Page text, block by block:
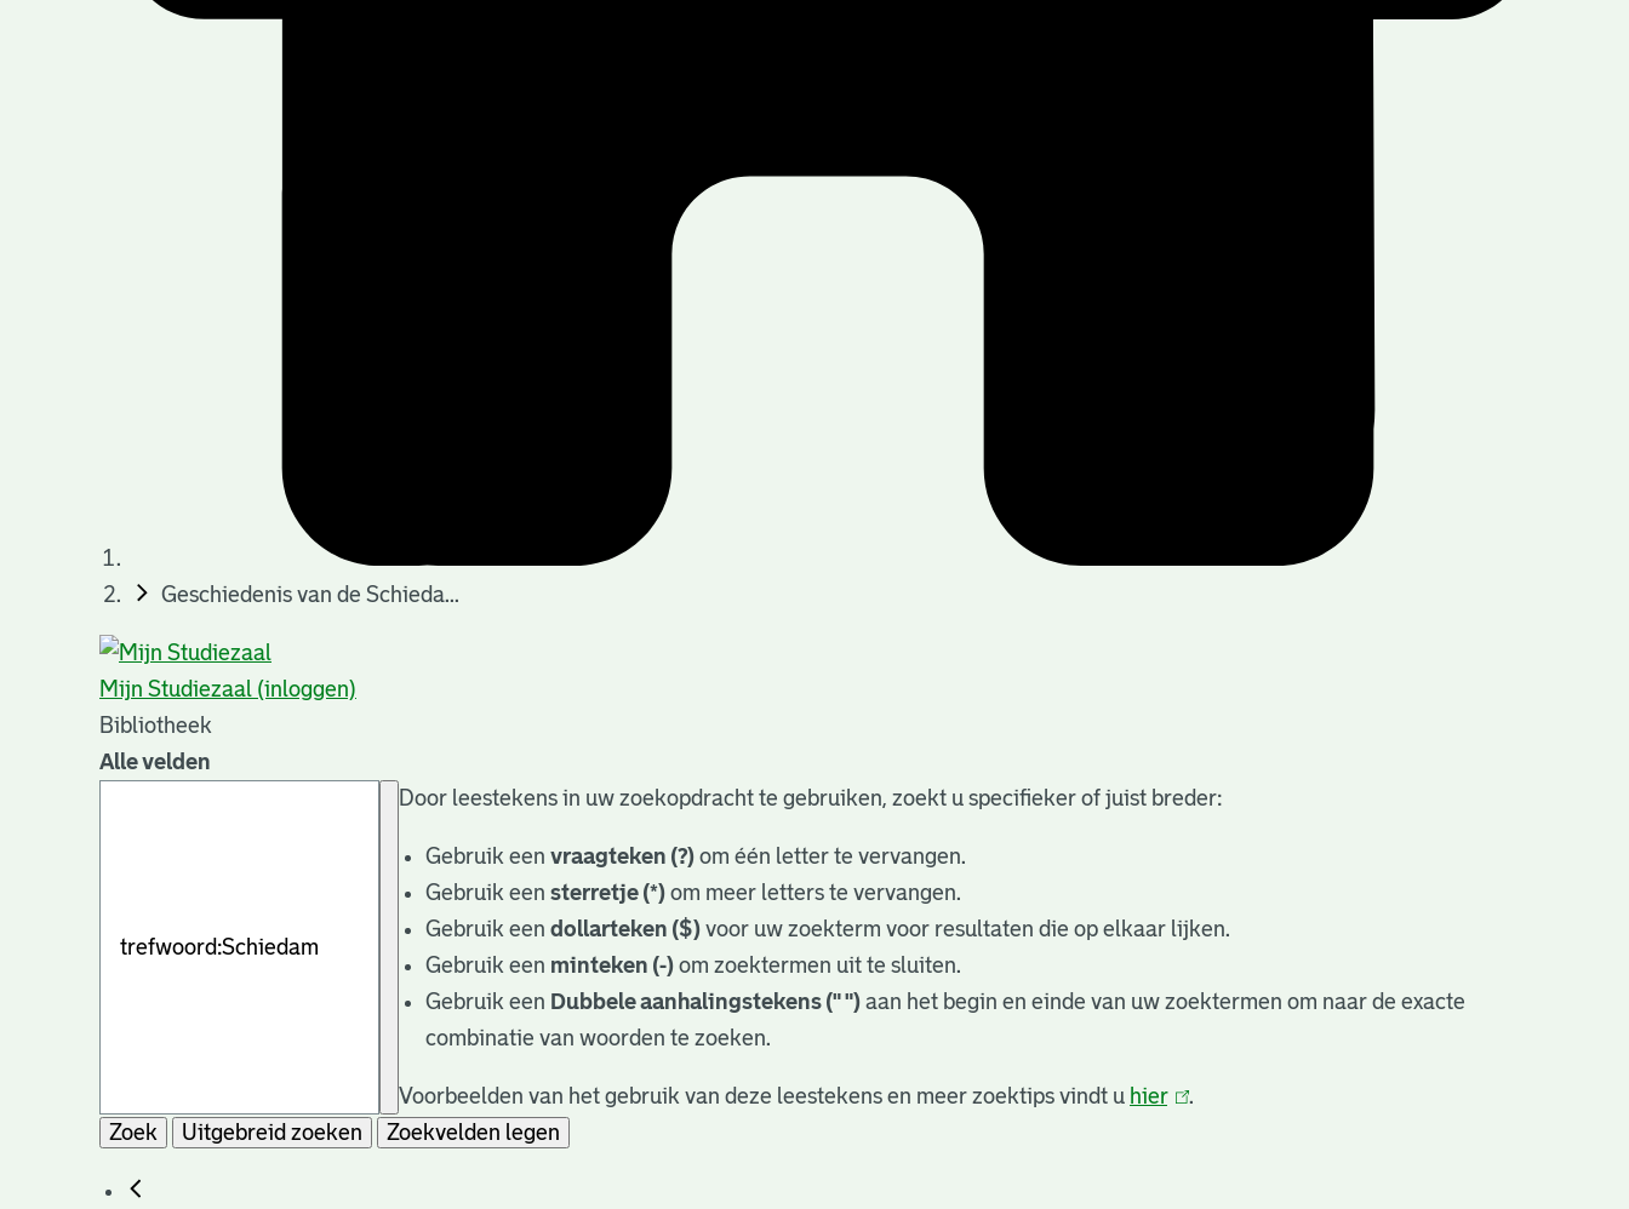
Geschiedenis van de Schieda...
Mijn Studiezaal (inloggen)
Bibliotheek
Alle velden
Door leestekens in uw zoekopdracht te gebruiken, zoekt u specifieker of juist breder:
Gebruik eenvraagteken (?) om één letter te vervangen.
Gebruik eensterretje (*) om meer letters te vervangen.
Gebruik eendollarteken ($) voor uw zoekterm voor resultaten die op elkaar lijken.
Gebruik een minteken (-) om zoektermen uit te sluiten.
Gebruik een Dubbele aanhalingstekens (" ") aan het begin en einde van uw zoektermen om naar de exacte
combinatie van woorden te zoeken.
Voorbeelden van het gebruik van deze leestekens en meer zoektips vindt u hier(link
.
Zoek
Uitgebreid zoeken Zoekvelden legen